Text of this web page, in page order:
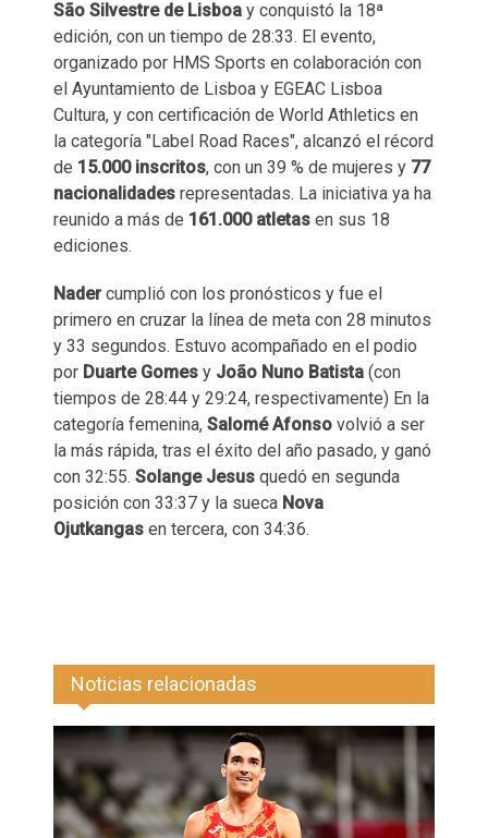
São Silvestre de Lisboa y conquistó la 18ª
edición, con un tiempo de 28:33. El evento,
organizado por HMS Sports en colaboración con
el Ayuntamiento de Lisboa y EGEAC Lisboa
Cultura, y con certificación de World Athletics en
la categoría "Label Road Races", alcanzó el récord
de 15.000 inscritos, con un 39 % de mujeres y 77
nacionalidades representadas. La iniciativa ya ha
reunido a más de 161.000 atletas en sus 18
ediciones.
Nadercumplió con los pronósticos y fue el
primero en cruzar la línea de meta con 28 minutos
y 33 segundos. Estuvo acompañado en el podio
por Duarte Gomes y João Nuno Batista (con
tiempos de 28:44 y 29:24, respectivamente) En la
categoría femenina, Salomé Afonso volvió a ser
la más rápida, tras el éxito del año pasado, y ganó
con 32:55. Solange Jesus quedó en segunda
posición con 33:37 y la sueca Nova
Ojutkangas en tercera, con 34:36.
Noticias relacionadas